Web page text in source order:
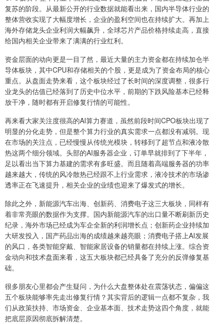
复苏的阶段。从最新公开的行业数据就能看出来，国内半导体行业的
整体营收实现了大幅度增长，企业的盈利空间也在持续扩大。再加上
海外存储龙头企业利润大幅飙升，全球芯片产品价格持续走高，直接
给国内相关企业带来了满满的行业红利。
资金层面的动向更是一目了然，最近大量的主力资金都在持续加仓半
导体板块，其中CPU和存储相关的个股，更是成为了资金布局的核心
重点。从盘面走势来看，这个板块经过了长时间的深度调整，很多行
业龙头的估值已经落到了历史中位水平，前期的下跌风险基本已经释
放干净，随时都有开启修复行情的可能性。
再来看大家关注度很高的AI算力赛道，虽然前段时间CPO板块出现了
明显的分化走势，但是整个算力行业的真实需求一点都没有减弱。现
在市场的关注点，已经慢慢从传统光模块，转移到了超节点和液冷散
热这两个细分领域。头部的AI服务器企业，订单早就排到了下半年，
足以看出当下算力基建的需求有多旺盛。而且随着高端服务器的功率
越来越大，传统的风冷散热已经跟不上行业需求，液冷技术的市场渗
透率正在飞速提升，相关企业的业绩也迎来了爆发式的增长。
除此之外，新能源汽车出海、创新药、消费电子这三大板块，同样有
着非常亮眼的数据作为支撑。国内新能源汽车的出口量不断刷新历史
纪录，海外市场已经成为车企全新的利润增长点；创新药企业持续加
大研发投入，国产药品出海的成绩越来越亮眼；消费电子搭上AI发展
的风口，各类智能穿戴、智能家居设备的销量都在持续上涨。综合资
金动向和技术盘面来看，这五大板块都已经具备了充分的反弹修复基
础。
很多朋友心里都会产生疑问，为什么大盘整体处在震荡状态，偏偏这
五个板块能够率先走出修复行情？其实背后的逻辑一点都不复杂，我
们从政策扶持、市场资金、企业基本面、技术走势这四个角度，就能
把底层原因彻底拆解清楚。